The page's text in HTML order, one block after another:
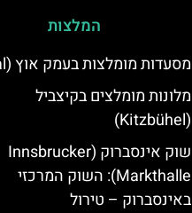
המלצות
מסעדות מומלצות בעמק אוץ (Ötztal)
מלונות מומלצים בקיצביל
(Kitzbühel)
שוק אינסברוק (Innsbrucker
Markthalle): השוק המרכזי
באינסברוק – טירול